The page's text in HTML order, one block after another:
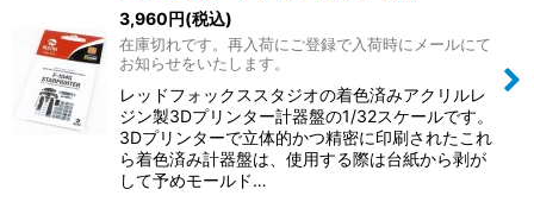
3,960円(税込)
在庫切れです。再入荷にご登録で入荷時にメールにて
お知らせをいたします。
レッドフォックススタジオの着色済みアクリルレ
ジン製3Dプリンター計器盤の1/32スケールです。
3Dプリンターで立体的かつ精密に印刷されたこれ
ら着色済み計器盤は、使用する際は台紙から剥が
して予めモールド…